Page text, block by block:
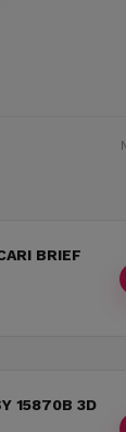
BRIEF
15870B 3D